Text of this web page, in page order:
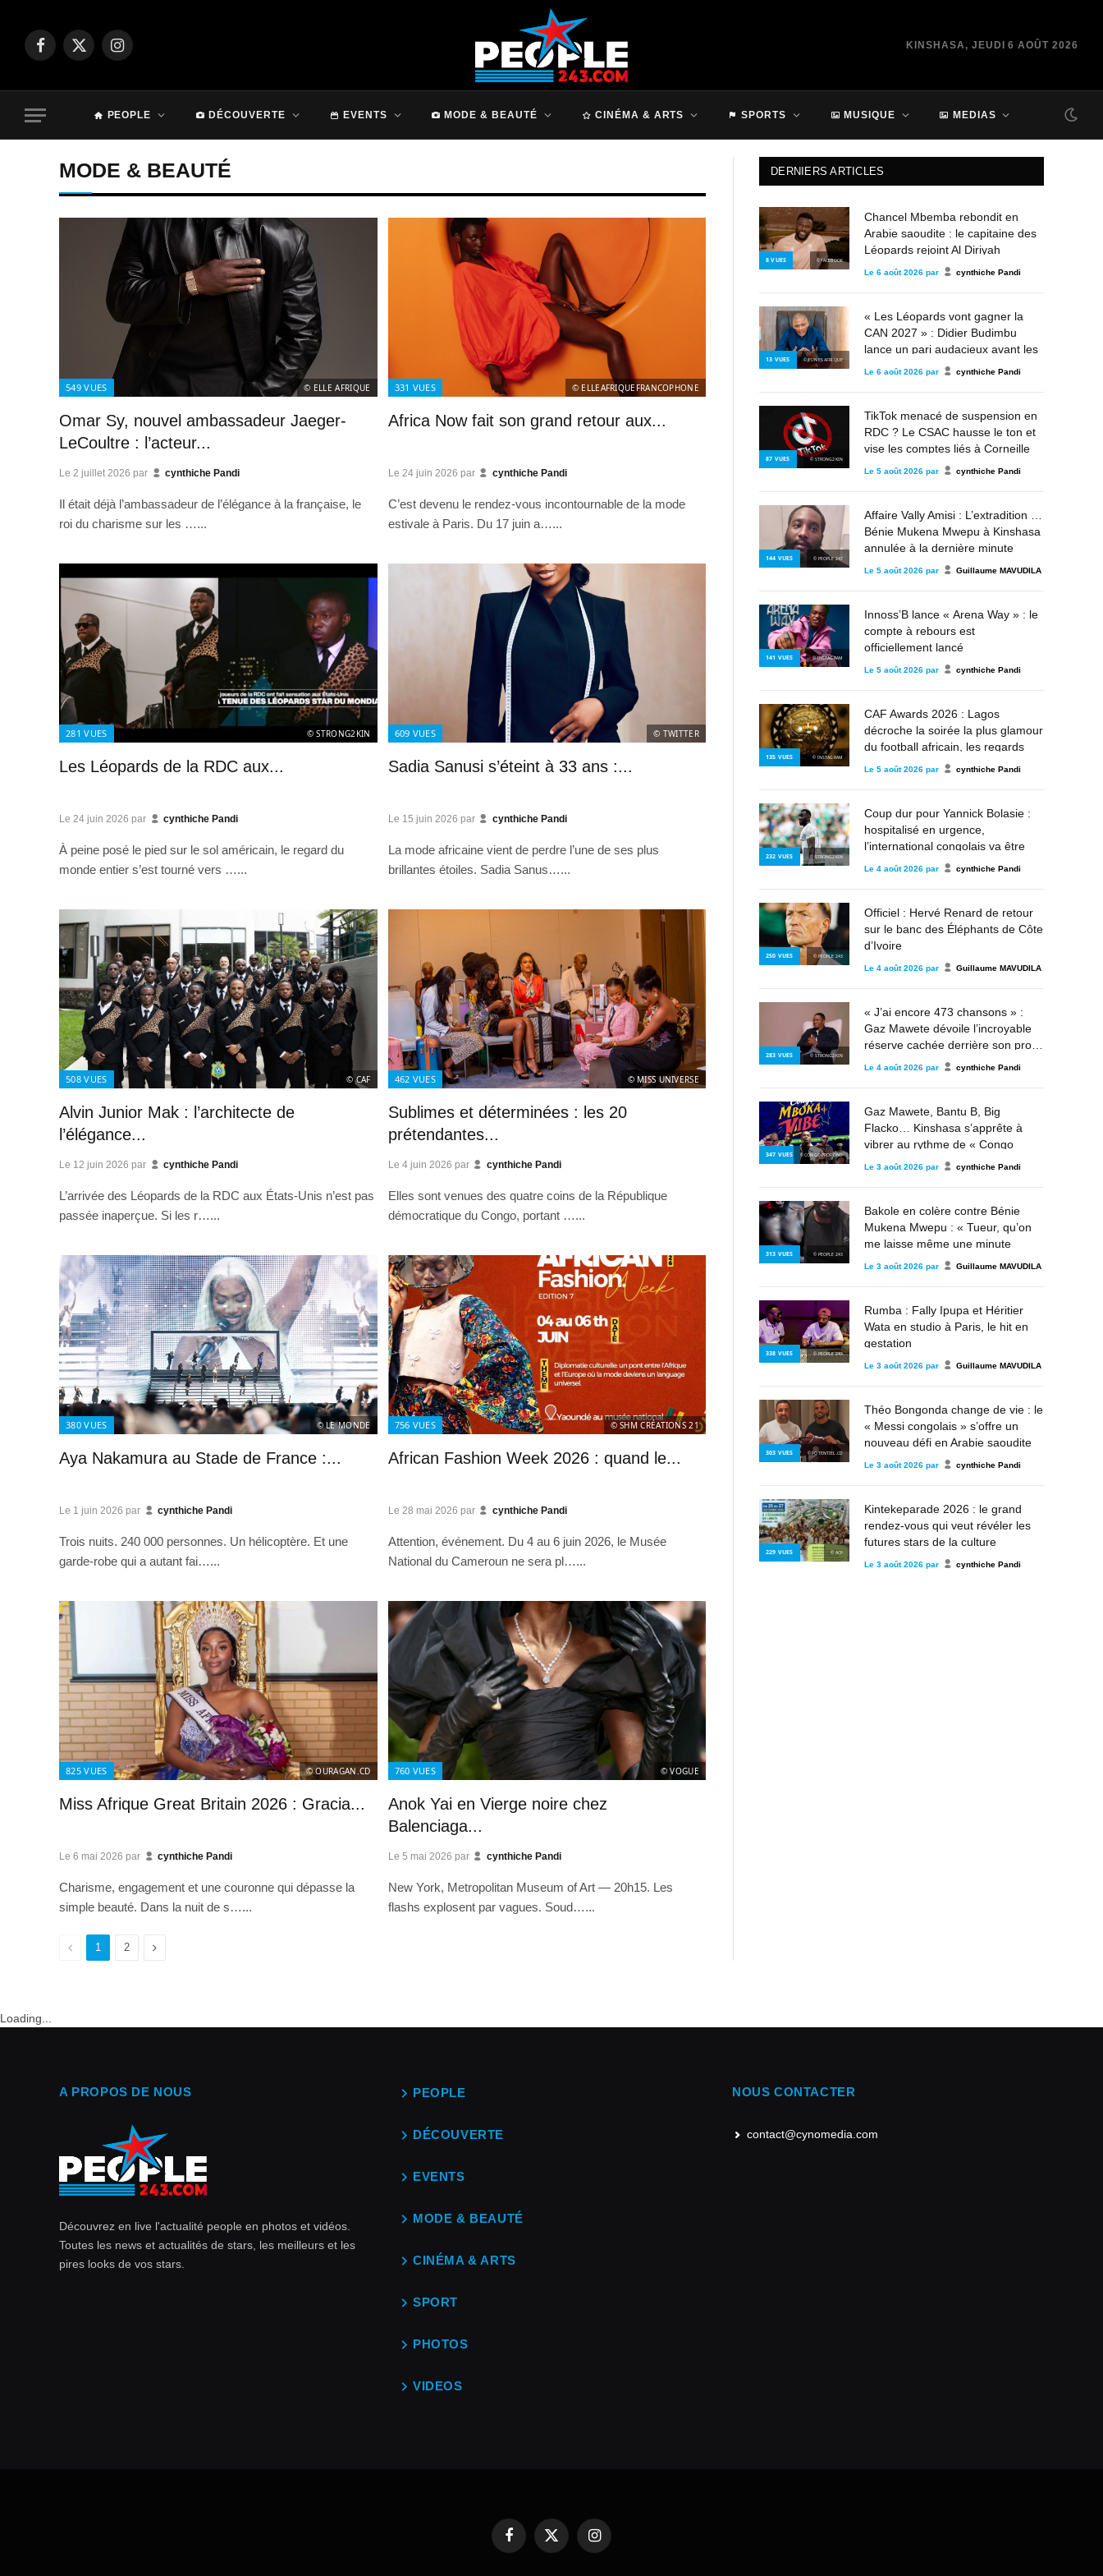
Facebook
X
Instagram
KINSHASA, JEUDI 6 AOÛT 2026
PEOPLE DÉCOUVERTE EVENTS MODE & BEAUTÉ CINÉMA & ARTS SPORTS MUSIQUE MEDIAS
MODE & BEAUTÉ
549 VUES © ELLE AFRIQUE
Omar Sy, nouvel ambassadeur Jaeger-
LeCoultre : l’acteur...
Le 2 juillet 2026 par cynthiche Pandi
Il était déjà l’ambassadeur de l’élégance à la française, le
roi du charisme sur les …...
331 VUES © ELLEAFRIQUEFRANCOPHONE
Africa Now fait son grand retour aux...
Le 24 juin 2026 par cynthiche Pandi
C’est devenu le rendez-vous incontournable de la mode
estivale à Paris. Du 17 juin a…...
281 VUES © STRONG2KIN
Les Léopards de la RDC aux...
Le 24 juin 2026 par cynthiche Pandi
À peine posé le pied sur le sol américain, le regard du
monde entier s’est tourné vers …...
609 VUES © TWITTER
Sadia Sanusi s’éteint à 33 ans :...
Le 15 juin 2026 par cynthiche Pandi
La mode africaine vient de perdre l’une de ses plus
brillantes étoiles. Sadia Sanus…...
508 VUES © CAF
Alvin Junior Mak : l’architecte de
l’élégance...
Le 12 juin 2026 par cynthiche Pandi
L’arrivée des Léopards de la RDC aux États-Unis n’est pas
passée inaperçue. Si les r…...
462 VUES © MISS UNIVERSE
Sublimes et déterminées : les 20
prétendantes...
Le 4 juin 2026 par cynthiche Pandi
Elles sont venues des quatre coins de la République
démocratique du Congo, portant …...
380 VUES © LE MONDE
Aya Nakamura au Stade de France :...
Le 1 juin 2026 par cynthiche Pandi
Trois nuits. 240 000 personnes. Un hélicoptère. Et une
garde-robe qui a autant fai…...
756 VUES © SHM CRÉATIONS 21
African Fashion Week 2026 : quand le...
Le 28 mai 2026 par cynthiche Pandi
Attention, événement. Du 4 au 6 juin 2026, le Musée
National du Cameroun ne sera pl…...
825 VUES © OURAGAN.CD
Miss Afrique Great Britain 2026 : Gracia...
Le 6 mai 2026 par cynthiche Pandi
Charisme, engagement et une couronne qui dépasse la
simple beauté. Dans la nuit de s…...
760 VUES © VOGUE
Anok Yai en Vierge noire chez
Balenciaga...
Le 5 mai 2026 par cynthiche Pandi
New York, Metropolitan Museum of Art — 20h15. Les
flashs explosent par vagues. Soud…...
Previous
1 2 Next
DERNIERS ARTICLES
8 VUES © FACEBOOK
Chancel Mbemba rebondit en
Arabie saoudite : le capitaine des
Léopards rejoint Al Diriyah
Le 6 août 2026 par cynthiche Pandi
13 VUES © JEUNES AFRIQUE
« Les Léopards vont gagner la
CAN 2027 » : Didier Budimbu
lance un pari audacieux avant les
éliminatoires
Le 6 août 2026 par cynthiche Pandi
87 VUES © STRONG2KIN
TikTok menacé de suspension en
RDC ? Le CSAC hausse le ton et
vise les comptes liés à Corneille
Nangaa, au M23 et à l’AFC
Le 5 août 2026 par cynthiche Pandi
144 VUES © PEOPLE 243
Affaire Vally Amisi : L’extradition de
Bénie Mukena Mwepu à Kinshasa
annulée à la dernière minute
Le 5 août 2026 par Guillaume MAVUDILA
141 VUES © INSTAGRAM
Innoss’B lance « Arena Way » : le
compte à rebours est
officiellement lancé
Le 5 août 2026 par cynthiche Pandi
135 VUES © INSTAGRAM
CAF Awards 2026 : Lagos
décroche la soirée la plus glamour
du football africain, les regards
déjà tournés vers les futurs rois du
Le 5 août 2026 par cynthiche Pandi
232 VUES © STRONG2KIN
Coup dur pour Yannick Bolasie :
hospitalisé en urgence,
l’international congolais va être
opéré au Brésil
Le 4 août 2026 par cynthiche Pandi
250 VUES © PEOPLE 243
Officiel : Hervé Renard de retour
sur le banc des Éléphants de Côte
d’Ivoire
Le 4 août 2026 par Guillaume MAVUDILA
283 VUES © STRONG2KIN
« J’ai encore 473 chansons » :
Gaz Mawete dévoile l’incroyable
réserve cachée derrière son projet
Prototype Indusa
Le 4 août 2026 par cynthiche Pandi
347 VUES © CONGO PROFOND
Gaz Mawete, Bantu B, Big
Flacko… Kinshasa s’apprête à
vibrer au rythme de « Congo
Mboka Ya Vibe »
Le 3 août 2026 par cynthiche Pandi
313 VUES © PEOPLE 243
Bakole en colère contre Bénie
Mukena Mwepu : « Tueur, qu’on
me laisse même une minute
contre toi »
Le 3 août 2026 par Guillaume MAVUDILA
338 VUES © PEOPLE 243
Rumba : Fally Ipupa et Héritier
Wata en studio à Paris, le hit en
gestation
Le 3 août 2026 par Guillaume MAVUDILA
303 VUES © POTENTIEL.CD
Théo Bongonda change de vie : le
« Messi congolais » s’offre un
nouveau défi en Arabie saoudite
Le 3 août 2026 par cynthiche Pandi
229 VUES © ACP
Kintekeparade 2026 : le grand
rendez-vous qui veut révéler les
futures stars de la culture
congolaise à Kinshasa
Le 3 août 2026 par cynthiche Pandi
Loading...
A PROPOS DE NOUS
Découvrez en live l'actualité people en photos et vidéos.
Toutes les news et actualités de stars, les meilleurs et les
pires looks de vos stars.
PEOPLE
DÉCOUVERTE
EVENTS
MODE & BEAUTÉ
CINÉMA & ARTS
SPORT
PHOTOS
VIDEOS
NOUS CONTACTER
contact@cynomedia.com
FacebookX
Instagram